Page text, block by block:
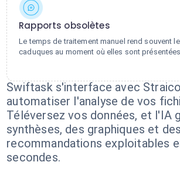
Rapports obsolètes
Le temps de traitement manuel rend souvent
caduques au moment où elles sont
Swiftask s'interface avec
automatiser l'analyse de vos
Téléversez vos données, et l'IA
synthèses, des graphiques et des
recommandations exploitables
secondes.